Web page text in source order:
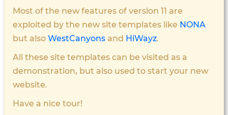
Most of the new features of version 11 are
exploited by the new site templates like NONA
but also WestCanyons and HiWayz.
All these site templates can be visited as a
demonstration, but also used to start your new
website.
Have a nice tour!